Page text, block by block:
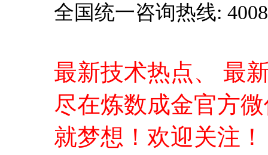
全国统一咨询热线:
最新技术热点、 最
尽在炼数成金官方
就梦想！欢迎关注！